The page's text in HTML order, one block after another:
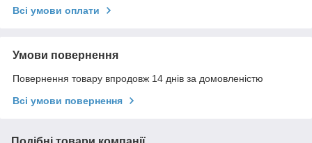
Всі умови оплати
Умови повернення
Повернення товару впродовж 14 днів за домовленістю
Всі умови повернення